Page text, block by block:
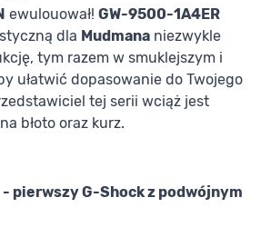
ewulouował! GW-9500-1A4ER
dla Mudmana niezwykle
tym razem w smuklejszym i
ułatwić dopasowanie do Twojego
tej serii wciąż jest
błoto oraz kurz.
- pierwszy G-Shock z podwójnym